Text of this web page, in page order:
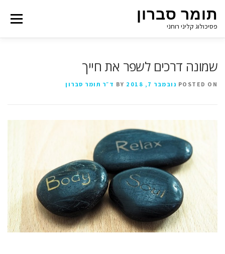
תומר סברון
פסיכולוג קליני רוחני
Menu
שמונה דרכים לשפר את חייך
POSTED ON נובמבר 7, 2018 ד״ר תומר סברון